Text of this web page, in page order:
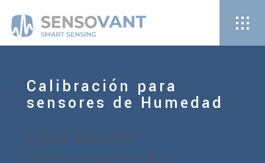
Calibración para
sensores de Humedad